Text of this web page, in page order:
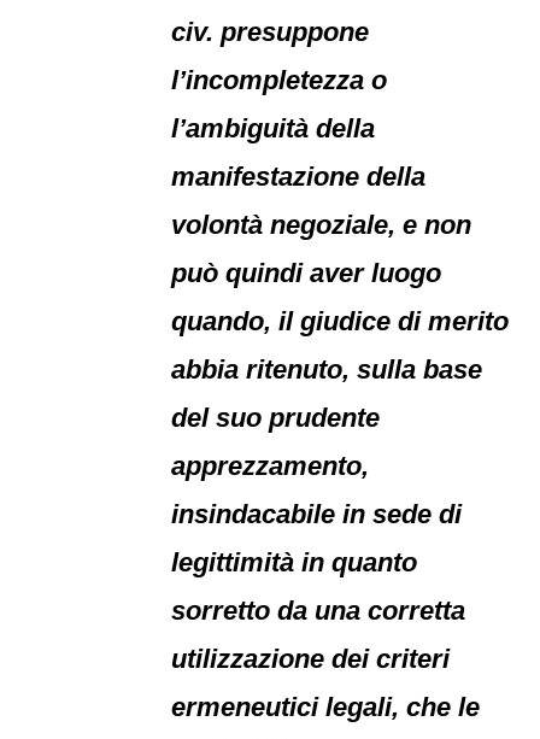
civ. presuppone
l’incompletezza o
l’ambiguità della
manifestazione della
volontà negoziale, e non
può quindi aver luogo
quando, il giudice di merito
abbia ritenuto, sulla base
del suo prudente
apprezzamento,
insindacabile in sede di
legittimità in quanto
sorretto da una corretta
utilizzazione dei criteri
ermeneutici legali, che le